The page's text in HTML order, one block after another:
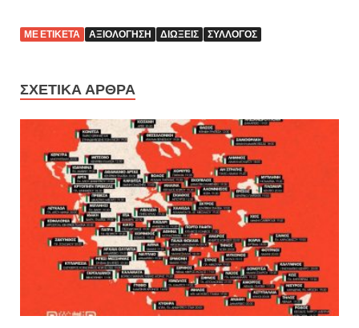
ΜΕ ΕΤΙΚΈΤΑ ΑΞΙΟΛΌΓΗΣΗ ΔΙΏΞΕΙΣ ΣΎΛΛΟΓΟΣ
ΣΧΕΤΙΚΆ ΆΡΘΡΑ